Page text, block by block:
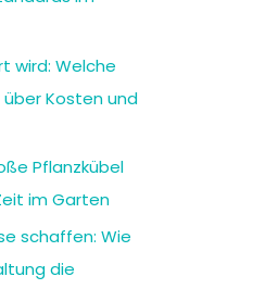
wird: Welche
Kosten und
Pflanzkübel
im Garten
schaffen: Wie
die